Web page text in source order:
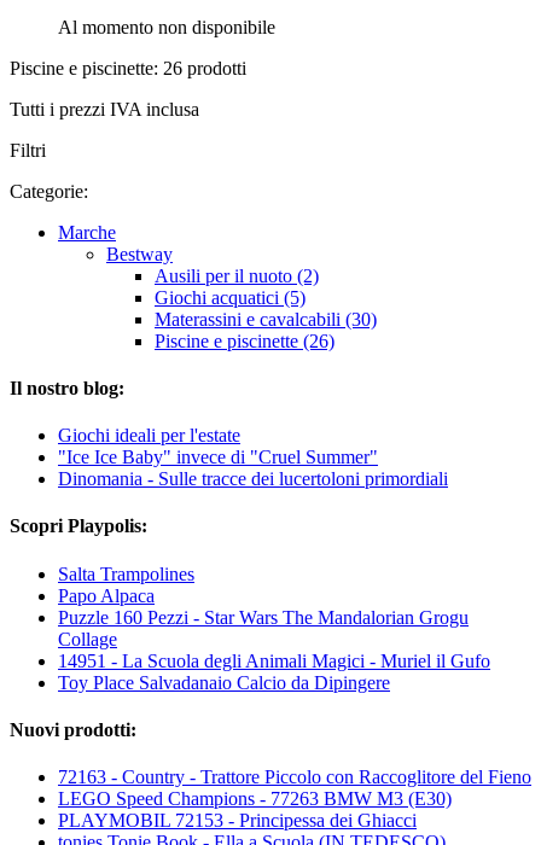
Al momento non disponibile
Piscine e piscinette: 26 prodotti
Tutti i prezzi IVA inclusa
Filtri
Categorie:
Marche
Bestway
Ausili per il nuoto (2)
Giochi acquatici (5)
Materassini e cavalcabili (30)
Piscine e piscinette (26)
Il nostro blog:
Giochi ideali per l'estate
"Ice Ice Baby" invece di "Cruel Summer"
Dinomania - Sulle tracce dei lucertoloni primordiali
Scopri Playpolis:
Salta Trampolines
Papo Alpaca
Puzzle 160 Pezzi - Star Wars The Mandalorian Grogu
Collage
14951 - La Scuola degli Animali Magici - Muriel il Gufo
Toy Place Salvadanaio Calcio da Dipingere
Nuovi prodotti:
72163 - Country - Trattore Piccolo con Raccoglitore del Fieno
LEGO Speed Champions - 77263 BMW M3 (E30)
PLAYMOBIL 72153 - Principessa dei Ghiacci